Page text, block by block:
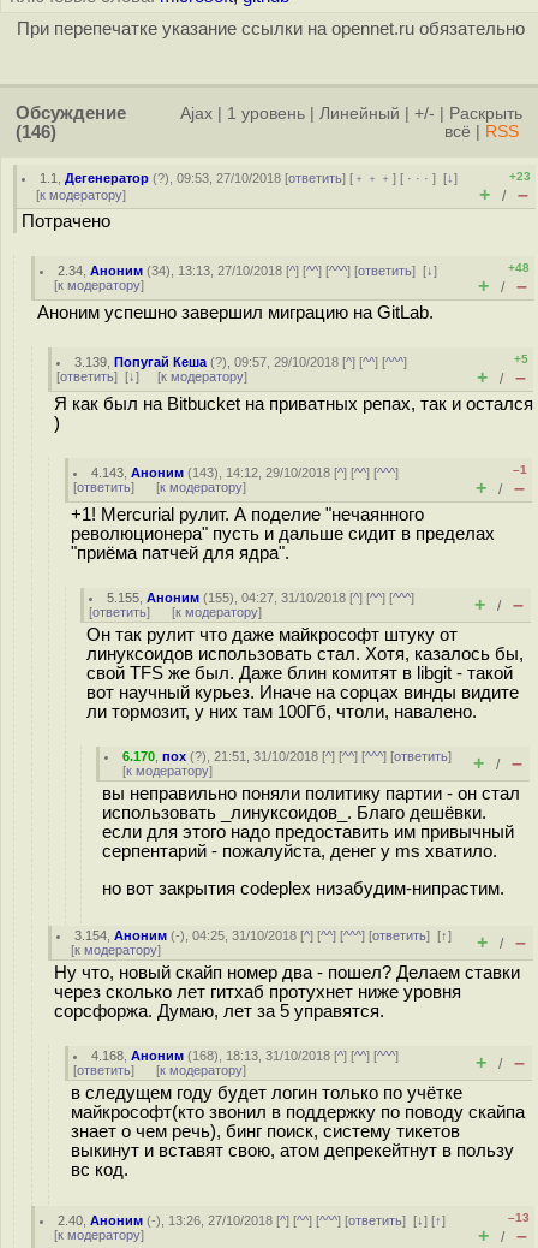
При перепечатке указание ссылки на opennet.ru обязательно
Обсуждение
(146)
Ajax 1 уровень Линейный +/-
Раскрыть
всё
RSS
1.1 ,Дегенератор (?), 09:53, 27/10/2018 [ответить] [ ﹢﹢﹢] [ · · ·][↓]
[к модератору]
+23
+ / –
Потрачено
2.34 ,Аноним (34), 13:13, 27/10/2018 [^] [^^] [^^^] [ответить][↓]
[к модератору]
+48
+ / –
Аноним успешно завершил миграцию на GitLab.
3.139 ,Попугай Кеша (?), 09:57, 29/10/2018 [^] [^^] [^^^]
[ответить] [↓] [к модератору]
+5
+ / –
Я как был на Bitbucket на приватных репах, так и остался
)
4.143 ,Аноним (143), 14:12, 29/10/2018 [^] [^^] [^^^]
[ответить] [к модератору]
–1
+ / –
+1! Mercurial рулит. А поделие "нечаянного
революционера" пусть и дальше сидит в пределах
"приёма патчей для ядра".
5.155 ,Аноним (155), 04:27, 31/10/2018 [^] [^^] [^^^]
[ответить] [к модератору] + / –
Он так рулит что даже майкрософт штуку от
линуксоидов использовать стал. Хотя, казалось бы,
свой TFS же был. Даже блин комитят в libgit - такой
вот научный курьез. Иначе на сорцах винды видите
ли тормозит, у них там 100Гб, чтоли, навалено.
6.170 ,пох (?), 21:51, 31/10/2018 [^] [^^] [^^^] [ответить]
[к модератору] + / –
вы неправильно поняли политику партии - он стал
использовать _линуксоидов_. Благо дешёвки.
если для этого надо предоставить им привычный
серпентарий - пожалуйста, денег у ms хватило.
но вот закрытия codeplex низабудим-нипрастим.
3.154 ,Аноним (-), 04:25, 31/10/2018 [^] [^^] [^^^] [ответить][↑]
[к модератору] + / –
Ну что, новый скайп номер два - пошел? Делаем ставки
через сколько лет гитхаб протухнет ниже уровня
сорсфоржа. Думаю, лет за 5 управятся.
4.168 ,Аноним (168), 18:13, 31/10/2018 [^] [^^] [^^^]
[ответить] [к модератору] + / –
в следущем году будет логин только по учётке
майкрософт(кто звонил в поддержку по поводу скайпа
знает о чем речь), бинг поиск, систему тикетов
выкинут и вставят свою, атом депрекейтнут в пользу
вс код.
2.40 ,Аноним (-), 13:26, 27/10/2018 [^] [^^] [^^^] [ответить][↓] [↑]
[к модератору]
–13
+ / –